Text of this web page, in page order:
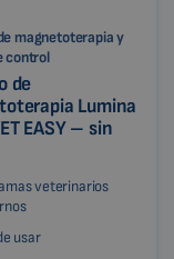
magnetoterapia y
control
de
Lumina
EASY – sin
veterinarios
usar